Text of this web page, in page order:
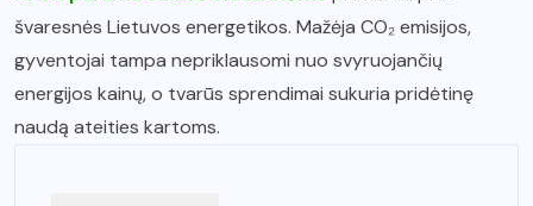
švaresnės Lietuvos energetikos. Mažėja CO₂ emisijos,
gyventojai tampa nepriklausomi nuo svyruojančių
energijos kainų, o tvarūs sprendimai sukuria pridėtinę
naudą ateities kartoms.